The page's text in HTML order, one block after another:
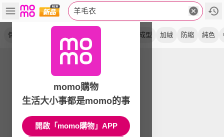
羊毛衣
保暖 全成型 加絨 防縮 純色
momo購物
生活大小事都是momo的事
開啟「momo購物」APP